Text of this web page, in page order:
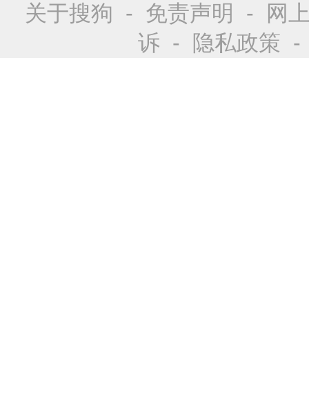
关于搜狗 - 免责声明 -
网
诉 - 隐私政策 -